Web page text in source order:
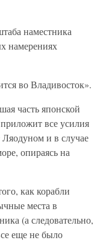
наместника
намерениях
во Владивосток».
часть японской
все усилия
и в случае
опираясь на
как корабли
места в
(а следовательно,
еще не было